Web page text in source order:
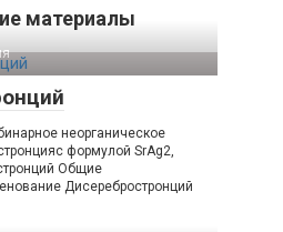
материалы
неорганическое
формулой SrAg2,
Общие
Дисеребростронций